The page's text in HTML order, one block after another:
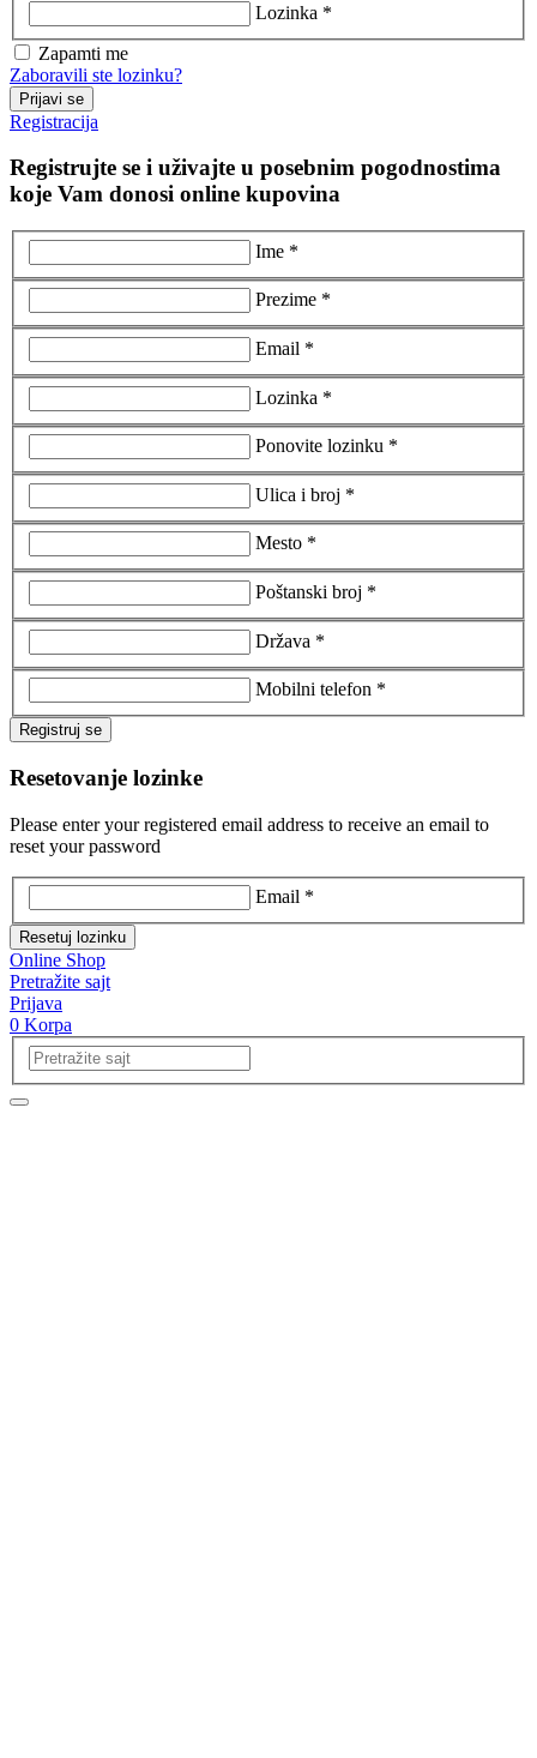
Lozinka *
Zapamti me
Zaboravili ste lozinku?
Prijavi se
Registracija
Registrujte se i uživajte u posebnim pogodnostima
koje Vam donosi online kupovina
Ime *
Prezime *
Email *
Lozinka *
Ponovite lozinku *
Ulica i broj *
Mesto *
Poštanski broj *
Država *
Mobilni telefon *
Registruj se
Resetovanje lozinke
Please enter your registered email address to receive an email to
reset your password
Email *
Resetuj lozinku
Online Shop
Pretražite sajt
Prijava
0 Korpa